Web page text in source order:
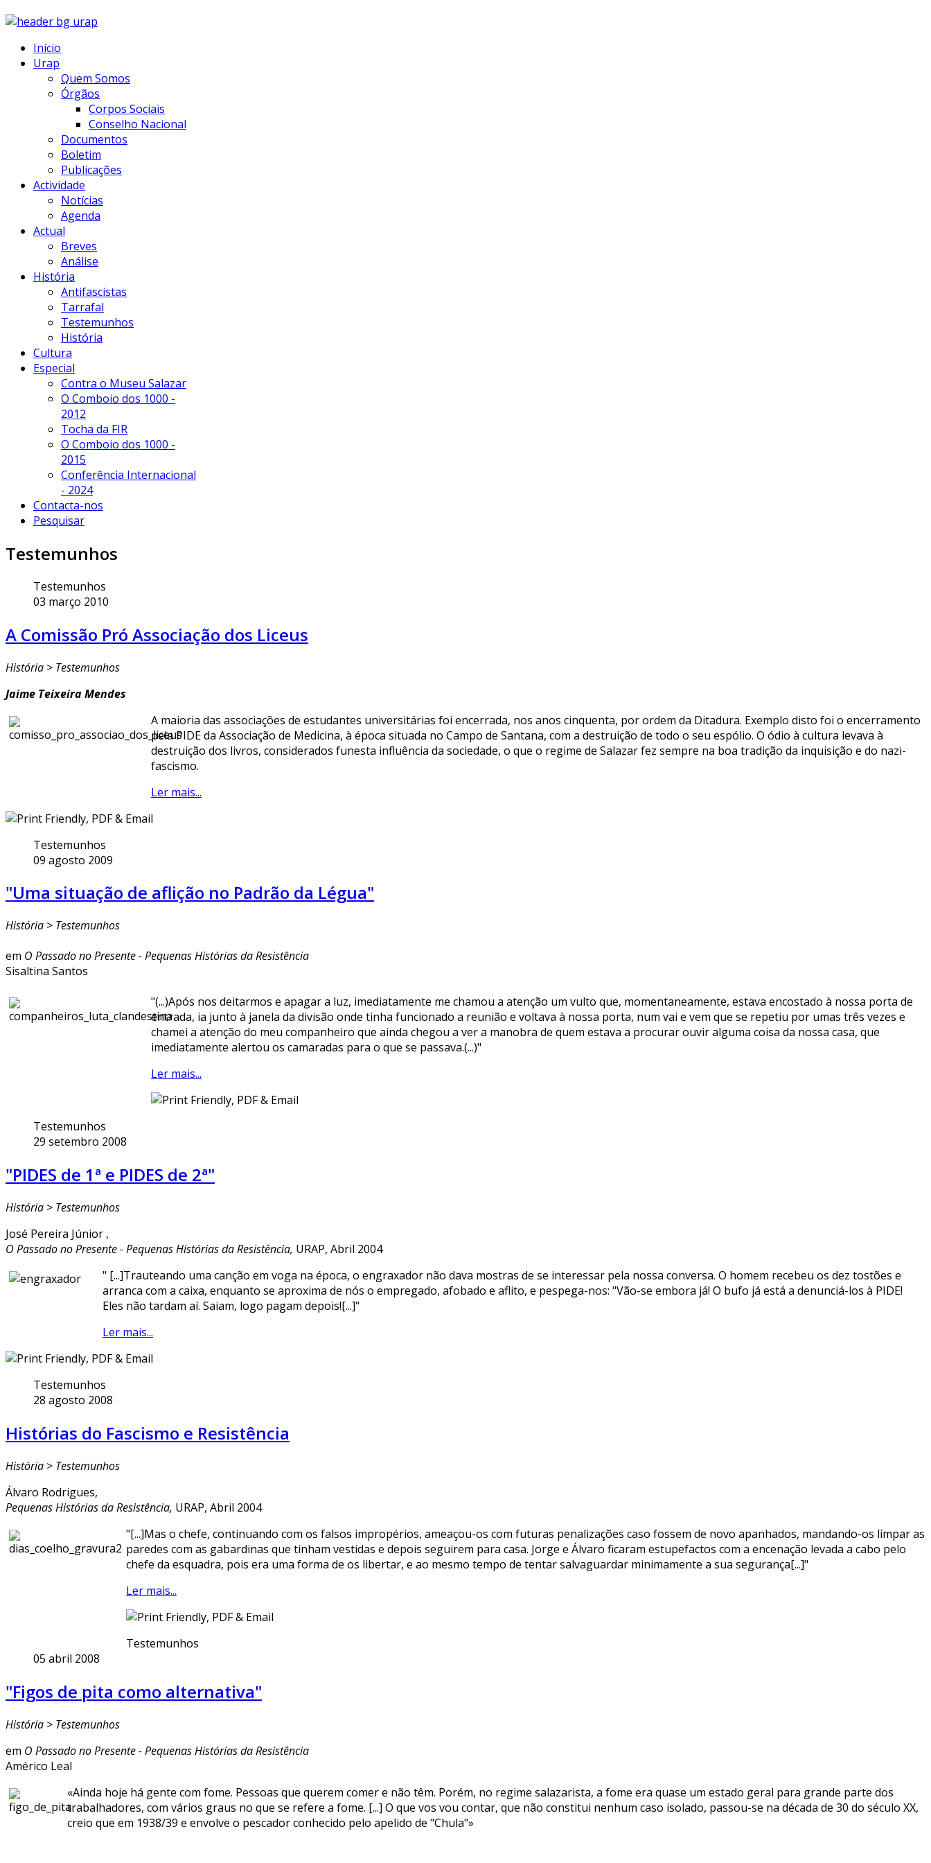
Início
Urap
Quem Somos
Órgãos
Corpos Sociais
Conselho Nacional
Documentos
Boletim
Publicações
Actividade
Notícias
Agenda
Actual
Breves
Análise
História
Antifascistas
Tarrafal
Testemunhos
História
Cultura
Especial
Contra o Museu Salazar
O Comboio dos 1000 -
2012
Tocha da FIR
O Comboio dos 1000 -
2015
Conferência Internacional
- 2024
Contacta-nos
Pesquisar
Testemunhos
Testemunhos
03 março 2010
A Comissão Pró Associação dos Liceus
História > Testemunhos
Jaime Teixeira Mendes
A maioria das associações de estudantes universitárias foi encerrada, nos anos cinquenta, por ordem da Ditadura. Exemplo disto foi o encerramento
pela PIDE da Associação de Medicina, à época situada no Campo de Santana, com a destruição de todo o seu espólio. O ódio à cultura levava à
destruição dos livros, considerados funesta influência da sociedade, o que o regime de Salazar fez sempre na boa tradição da inquisição e do nazi-
fascismo.
Ler mais...
Testemunhos
09 agosto 2009
"Uma situação de aflição no Padrão da Légua"
História > Testemunhos
em O Passado no Presente - Pequenas Histórias da Resistência
Sisaltina Santos
"(...)Após nos deitarmos e apagar a luz, imediatamente me chamou a atenção um vulto que, momentaneamente, estava encostado à nossa porta de
entrada, ia junto à janela da divisão onde tinha funcionado a reunião e voltava à nossa porta, num vai e vem que se repetiu por umas três vezes e
chamei a atenção do meu companheiro que ainda chegou a ver a manobra de quem estava a procurar ouvir alguma coisa da nossa casa, que
imediatamente alertou os camaradas para o que se passava.(...)"
Ler mais...
Testemunhos
29 setembro 2008
"PIDES de 1ª e PIDES de 2ª"
História > Testemunhos
José Pereira Júnior ,
O Passado no Presente - Pequenas Histórias da Resistência, URAP, Abril 2004
" [...]Trauteando uma canção em voga na época, o engraxador não dava mostras de se interessar pela nossa conversa. O homem recebeu os dez tostões e
arranca com a caixa, enquanto se aproxima de nós o empregado, afobado e aflito, e pespega-nos: "Vão-se embora já! O bufo já está a denunciá-los à PIDE!
Eles não tardam aí. Saiam, logo pagam depois![...]"
Ler mais...
Testemunhos
28 agosto 2008
Histórias do Fascismo e Resistência
História > Testemunhos
Álvaro Rodrigues,
Pequenas Histórias da Resistência, URAP, Abril 2004
"[...]Mas o chefe, continuando com os falsos impropérios, ameaçou-os com futuras penalizações caso fossem de novo apanhados, mandando-os limpar as
paredes com as gabardinas que tinham vestidas e depois seguirem para casa. Jorge e Álvaro ficaram estupefactos com a encenação levada a cabo pelo
chefe da esquadra, pois era uma forma de os libertar, e ao mesmo tempo de tentar salvaguardar minimamente a sua segurança[...]"
Ler mais...
Testemunhos
05 abril 2008
"Figos de pita como alternativa"
História > Testemunhos
em O Passado no Presente - Pequenas Histórias da Resistência
Américo Leal
«Ainda hoje há gente com fome. Pessoas que querem comer e não têm. Porém, no regime salazarista, a fome era quase um estado geral para grande parte dos
trabalhadores, com vários graus no que se refere a fome. [...] O que vos vou contar, que não constitui nenhum caso isolado, passou-se na década de 30 do século XX,
creio que em 1938/39 e envolve o pescador conhecido pelo apelido de "Chula"»